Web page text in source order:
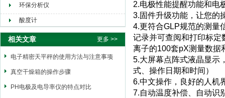
环保分析仪
酸度计
相关文章 更多 >>
电子精密天平秤的使用方法与注意事项
真空干燥箱的操作步骤
PH电极及电导率仪的特点对比
2.电极性能提醒功能和电
3.固件升级功能，让您的
4.更符合GLP规范的测量
记录并可查阅和打印标定
离子的100套pX测量数据
5.大屏幕点阵式液晶显示
式、操作日期和时间）
6.中文操作，良好的人机
7.自动温度补偿、自动识